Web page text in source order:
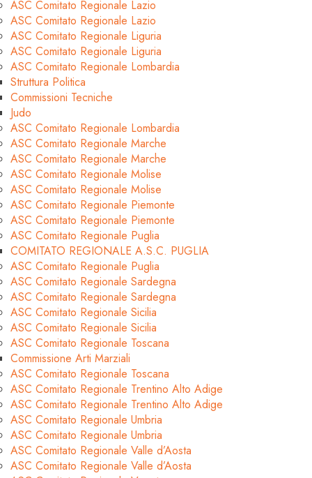
ASC Comitato Regionale Lazio
ASC Comitato Regionale Lazio
ASC Comitato Regionale Liguria
ASC Comitato Regionale Liguria
ASC Comitato Regionale Lombardia
Struttura Politica
Commissioni Tecniche
Judo
ASC Comitato Regionale Lombardia
ASC Comitato Regionale Marche
ASC Comitato Regionale Marche
ASC Comitato Regionale Molise
ASC Comitato Regionale Molise
ASC Comitato Regionale Piemonte
ASC Comitato Regionale Piemonte
ASC Comitato Regionale Puglia
COMITATO REGIONALE A.S.C. PUGLIA
ASC Comitato Regionale Puglia
ASC Comitato Regionale Sardegna
ASC Comitato Regionale Sardegna
ASC Comitato Regionale Sicilia
ASC Comitato Regionale Sicilia
ASC Comitato Regionale Toscana
Commissione Arti Marziali
ASC Comitato Regionale Toscana
ASC Comitato Regionale Trentino Alto Adige
ASC Comitato Regionale Trentino Alto Adige
ASC Comitato Regionale Umbria
ASC Comitato Regionale Umbria
ASC Comitato Regionale Valle d’Aosta
ASC Comitato Regionale Valle d’Aosta